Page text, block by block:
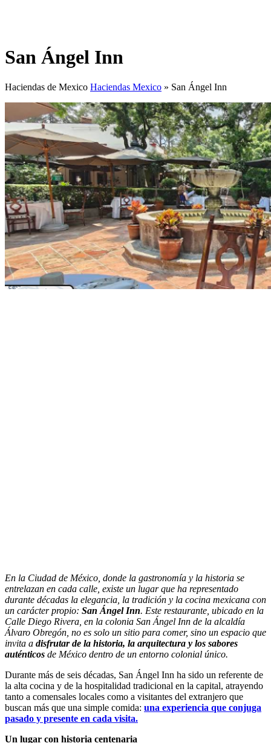
San Ángel Inn
Haciendas de Mexico Haciendas Mexico » San Ángel Inn
En la Ciudad de México, donde la gastronomía y la historia se
entrelazan en cada calle, existe un lugar que ha representado
durante décadas la elegancia, la tradición y la cocina mexicana con
un carácter propio: San Ángel Inn. Este restaurante, ubicado en la
Calle Diego Rivera, en la colonia San Ángel Inn de la alcaldía
Álvaro Obregón, no es solo un sitio para comer, sino un espacio que
invita a disfrutar de la historia, la arquitectura y los sabores
auténticos de México dentro de un entorno colonial único.
Durante más de seis décadas, San Ángel Inn ha sido un referente de
la alta cocina y de la hospitalidad tradicional en la capital, atrayendo
tanto a comensales locales como a visitantes del extranjero que
buscan más que una simple comida: una experiencia que conjuga
pasado y presente en cada visita.
Un lugar con historia centenaria